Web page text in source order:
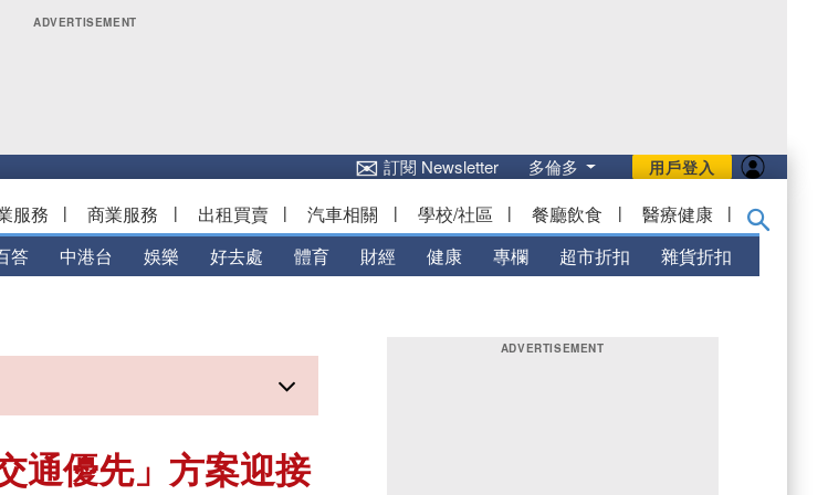
用戶登入
✉訂閱 Newsletter 多倫多
服務 | 商業服務 | 出租買賣 | 汽車相關 | 學校/社區 | 餐廳飲食 | 醫療健康 |
答 中港台 娛樂 好去處 體育 財經 健康 專欄 超市折扣 雜貨折扣
通優先」方案迎接